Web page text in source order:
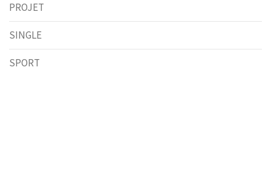
PROJET
SINGLE
SPORT